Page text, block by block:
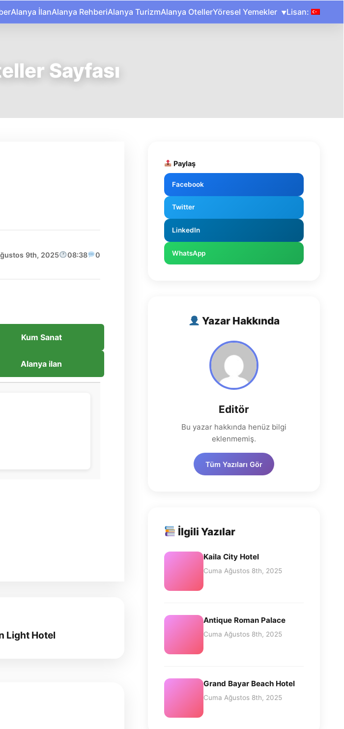
Alanya İlanAlanya RehberiAlanya TurizmAlanya OtellerYöresel Yemekler Lisan:
Sayfası
9th, 2025 08:38 0
Kum Sanat
Alanya ilan
Light Hotel
Paylaş
Facebook
Twitter
LinkedIn
WhatsApp
Yazar Hakkında
Editör
Bu yazar hakkında henüz bilgi
eklenmemiş.
Tüm Yazıları Gör
İlgili Yazılar
Kaila City Hotel
Cuma Ağustos 8th, 2025
Antique Roman Palace
Cuma Ağustos 8th, 2025
Grand Bayar Beach Hotel
Cuma Ağustos 8th, 2025